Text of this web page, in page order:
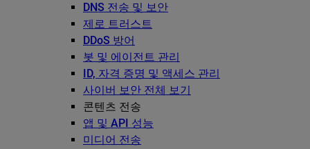
DNS 전송 및 보안
제로 트러스트
DDoS 방어
봇 및 에이전트 관리
ID, 자격 증명 및 액세스 관리
사이버 보안 전체 보기
콘텐츠 전송
앱 및 API 성능
미디어 전송